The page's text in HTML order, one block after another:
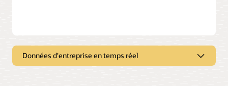
Données d'entreprise en temps réel